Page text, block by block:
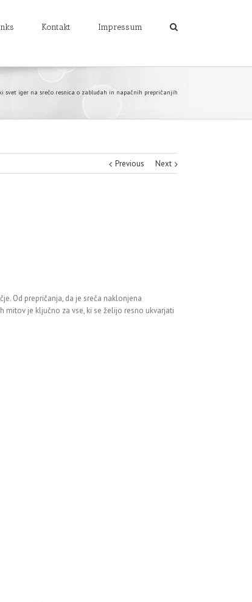
Kontakt Impressum
svet iger na srečo resnica o zabludah in napačnih prepričanjih
Previous Next
Od prepričanja, da je sreča naklonjena
mitov je ključno za vse, ki se želijo resno ukvarjati